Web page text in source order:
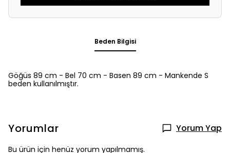
Beden Bilgisi
Göğüs 89 cm - Bel 70 cm - Basen 89 cm - Mankende S
beden kullanılmıştır.
Yorumlar Yorum Yap
Bu ürün için henüz yorum yapılmamış.